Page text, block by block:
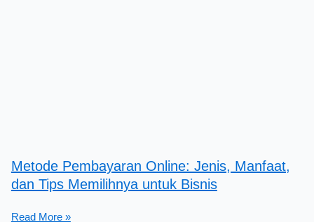
Metode Pembayaran Online: Jenis, Manfaat,
dan Tips Memilihnya untuk Bisnis
Read More »